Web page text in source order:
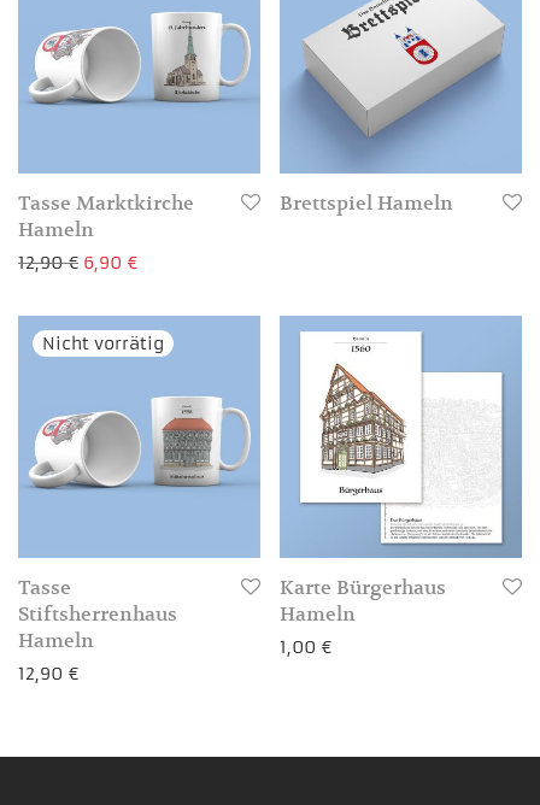
Tasse Marktkirche
Hameln
12,90€ Ursprünglicher Preis war: 12,90 €
6,90 €Aktueller Preis ist: 6,90 €.
3-4 Werktage
Brettspiel Hameln
Tasse
Stiftsherrenhaus
Hameln
12,90 €
3-4 Werktage
Karte Bürgerhaus
Hameln
1,00 €